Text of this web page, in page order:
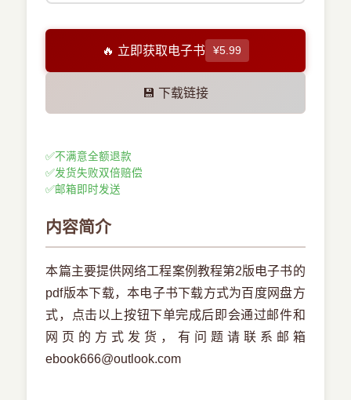
🔥 立即获取电子书 ¥5.99
💾 下载链接
✅不满意全额退款
✅发货失败双倍赔偿
✅邮箱即时发送
内容简介
本篇主要提供网络工程案例教程第2版电子书的
pdf版本下载，本电子书下载方式为百度网盘方
式，点击以上按钮下单完成后即会通过邮件和
网页的方式发货，有问题请联系邮箱
ebook666@outlook.com